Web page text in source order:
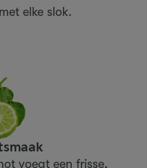
elke slok.
voegt een frisse,